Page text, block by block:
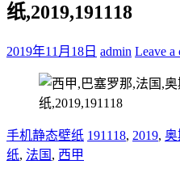
纸,2019,191118
2019年11月18日 admin Leave a
手机静态壁纸 191118, 2019, 奥
纸, 法国 , 西甲